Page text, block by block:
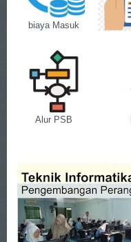
biaya Masuk
Alur PSB